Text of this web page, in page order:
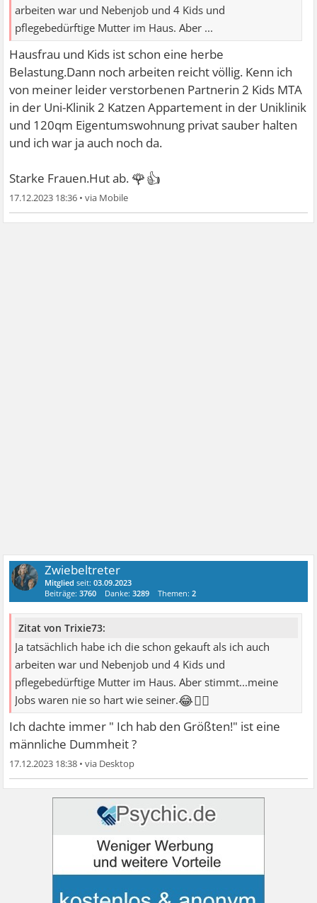
arbeiten war und Nebenjob und 4 Kids und
pflegebedürftige Mutter im Haus. Aber ...
Hausfrau und Kids ist schon eine herbe
Belastung.Dann noch arbeiten reicht völlig. Kenn ich
von meiner leider verstorbenen Partnerin 2 Kids MTA
in der Uni-Klinik 2 Katzen Appartement in der Uniklinik
und 120qm Eigentumswohnung privat sauber halten
und ich war ja auch noch da.
Starke Frauen.Hut ab. 🌹👍
17.12.2023 18:36 •
Zwiebeltreter
Mitglied seit:03.09.2023
Beiträge:3760 Danke:3289 Themen:2
Zitat von Trixie73:
Ja tatsächlich habe ich die schon gekauft als ich auch
arbeiten war und Nebenjob und 4 Kids und
pflegebedürftige Mutter im Haus. Aber stimmt...meine
Jobs waren nie so hart wie seiner.😂👍🏼
Ich dachte immer " Ich hab den Größten!" ist eine
männliche Dummheit ?
17.12.2023 18:38 •